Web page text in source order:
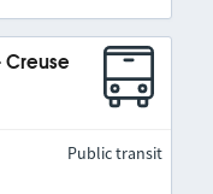
Creuse
Public transit